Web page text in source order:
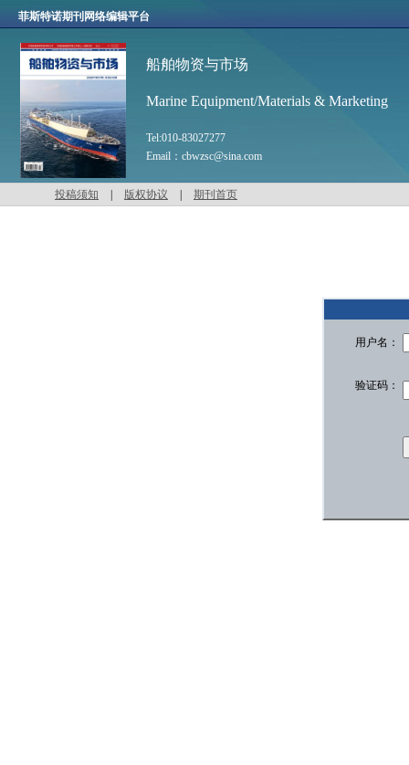
菲斯特诺期刊网络编辑平台
船舶物资与市场
Marine Equipment/Materials & Marketing
Tel:010-83027277
Email： cbwzsc@sina.com
投稿须知 版权协议 期刊首页
用户名：
验证码：